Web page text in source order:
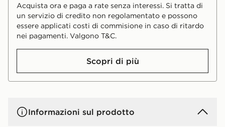
Acquista ora e paga a rate senza interessi. Si tratta di
un servizio di credito non regolamentato e possono
essere applicati costi di commisione in caso di ritardo
nei pagamenti. Valgono T&C.
Scopri di più
Informazioni sul prodotto